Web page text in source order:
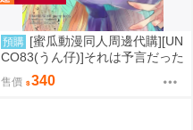
預購 [蜜瓜動漫同人周邊代購][UN
CO83(うん仔)]それは予言だった
のではと(賽馬娘)(同人誌)
售價 340